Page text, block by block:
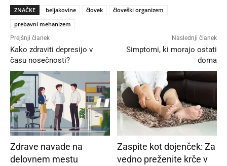
ZNAČKE beljakovine človek
človeški organizem
prebavni mehanizem
Prejšnji članek
Kako zdraviti depresijo v
času nosečnosti?
Naslednji članek
Simptomi, ki morajo ostati
doma
Zdrave navade na
delovnem mestu
Zaspite kot dojenček: Za
vedno preženite krče v